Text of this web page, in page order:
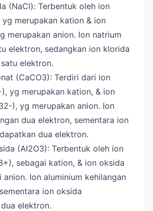
(NaCl): Terbentuk oleh ion
merupakan kation & ion
merupakan anion. Ion natrium
elektron, sedangkan ion klorida
elektron.
(CaCO3): Terdiri dari ion
yg merupakan kation, & ion
), yg merupakan anion. Ion
dua elektron, sementara ion
dua elektron.
(Al2O3): Terbentuk oleh ion
sebagai kation, & ion oksida
anion. Ion aluminium kehilangan
ion oksida
elektron.